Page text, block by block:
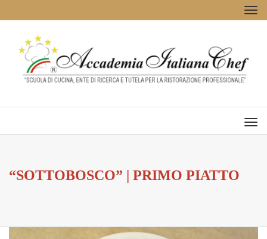
“SOTTOBOSCO” | PRIMO PIATTO